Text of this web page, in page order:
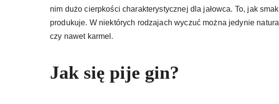
nim dużo cierpkości charakterystycznej dla jałowca. To, jak
produkuje. W niektórych rodzajach wyczuć można jedynie
czy nawet karmel.
Jak się pije gin?